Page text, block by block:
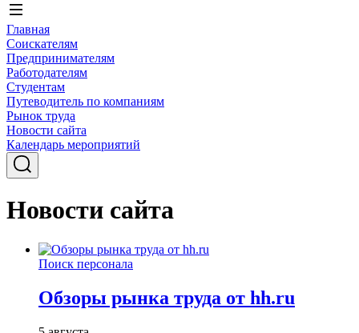
Главная
Соискателям
Предпринимателям
Работодателям
Студентам
Путеводитель по компаниям
Рынок труда
Новости сайта
Календарь мероприятий
Новости сайта
Поиск персонала
Обзоры рынка труда от hh.ru